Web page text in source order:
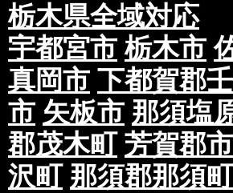
栃木県全域対応
宇都宮市 栃木市
真岡市 下都賀郡
市 矢板市 那須塩
郡茂木町 芳賀郡
沢町 那須郡那須町